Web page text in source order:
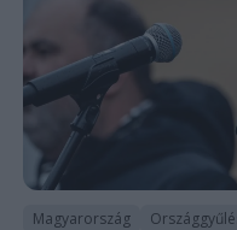
Magyarország